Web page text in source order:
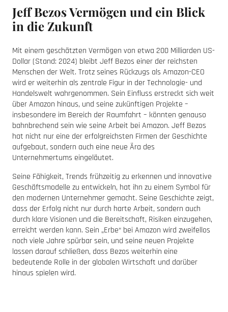
Jeff Bezos Vermögen und ein Blick
in die Zukunft
Mit einem geschätzten Vermögen von etwa 200 Milliarden US-
Dollar (Stand: 2024) bleibt Jeff Bezos einer der reichsten
Menschen der Welt. Trotz seines Rückzugs als Amazon-CEO
wird er weiterhin als zentrale Figur in der Technologie- und
Handelswelt wahrgenommen. Sein Einfluss erstreckt sich weit
über Amazon hinaus, und seine zukünftigen Projekte –
insbesondere im Bereich der Raumfahrt – könnten genauso
bahnbrechend sein wie seine Arbeit bei Amazon. Jeff Bezos
hat nicht nur eine der erfolgreichsten Firmen der Geschichte
aufgebaut, sondern auch eine neue Ära des
Unternehmertums eingeläutet.
Seine Fähigkeit, Trends frühzeitig zu erkennen und innovative
Geschäftsmodelle zu entwickeln, hat ihn zu einem Symbol für
den modernen Unternehmer gemacht. Seine Geschichte zeigt,
dass der Erfolg nicht nur durch harte Arbeit, sondern auch
durch klare Visionen und die Bereitschaft, Risiken einzugehen,
erreicht werden kann. Sein „Erbe“ bei Amazon wird zweifellos
noch viele Jahre spürbar sein, und seine neuen Projekte
lassen darauf schließen, dass Bezos weiterhin eine
bedeutende Rolle in der globalen Wirtschaft und darüber
hinaus spielen wird.